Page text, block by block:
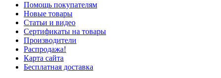
Помощь покупателям
Новые товары
Статьи и видео
Сертификаты на товары
Производители
Распродажа!
Карта сайта
Бесплатная доставка